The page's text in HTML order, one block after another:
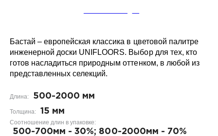
Бастай – европейская классика в цветовой палитре
инженерной доски UNIFLOORS. Выбор для тех, кто
готов насладиться природным оттенком, в любой из
представленных селекций.
Длина: 500-2000 мм
Толщина: 15 мм
Соотношение длин в упаковке:
500-700мм - 30%; 800-2000мм - 70%